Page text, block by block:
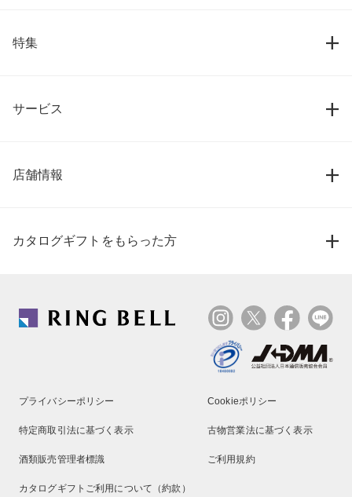
特集
サービス
店舗情報
カタログギフトをもらった方
プライバシーポリシー Cookieポリシー
特定商取引法に基づく表示 古物営業法に基づく表示
酒類販売管理者標識 ご利用規約
カタログギフトご利用について（約款）